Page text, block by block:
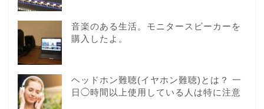
音楽のある生活。モニタースピーカーを
購入したよ。
ヘッドホン難聴(イヤホン難聴)とは？ 一
日◯時間以上使用している人は特に注意